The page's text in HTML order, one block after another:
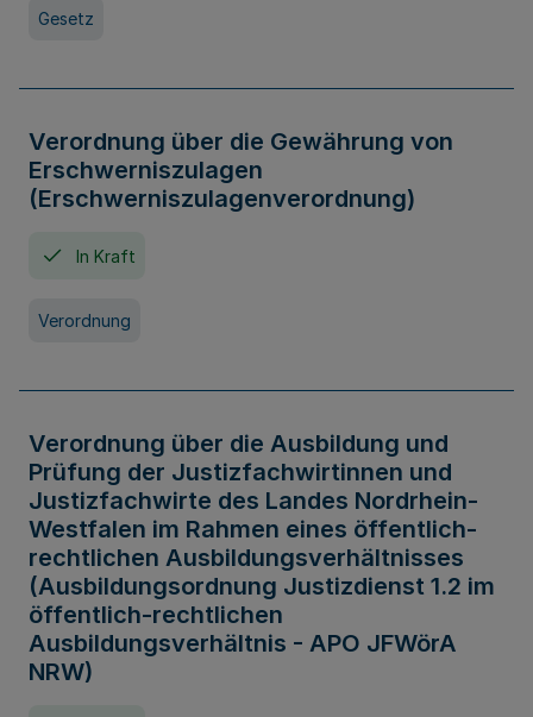
Gesetz
Verordnung über die Gewährung von
Erschwerniszulagen
(Erschwerniszulagenverordnung)
In Kraft
Verordnung
Verordnung über die Ausbildung und
Prüfung der Justizfachwirtinnen und
Justizfachwirte des Landes Nordrhein-
Westfalen im Rahmen eines öffentlich-
rechtlichen Ausbildungsverhältnisses
(Ausbildungsordnung Justizdienst 1.2 im
öffentlich-rechtlichen
Ausbildungsverhältnis - APO JFWörA
NRW)